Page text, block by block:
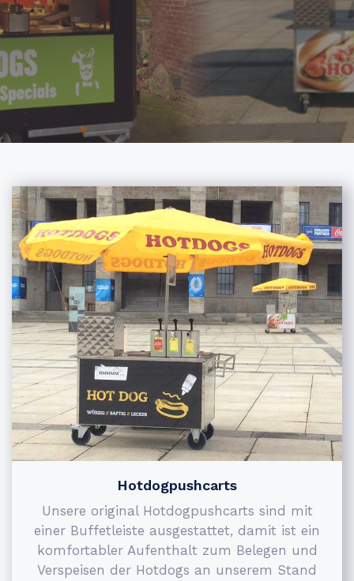
Hotdogpushcarts
Unsere original Hotdogpushcarts sind mit
einer Buffetleiste ausgestattet, damit ist ein
komfortabler Aufenthalt zum Belegen und
Verspeisen der Hotdogs an unserem Stand